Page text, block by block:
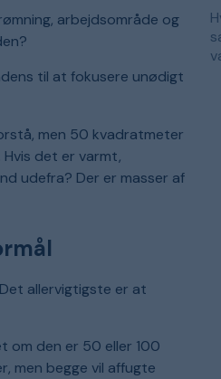
arbejdsområde og
til at fokusere unødigt
men 50 kvadratmeter
det er varmt,
udefra? Der er masser af
allervigtigste er at
om den er 50 eller 100
men begge vil affugte